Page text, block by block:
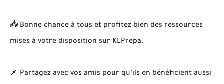
📥 Bonne chance à tous et profitez bien des ressources
mises à votre disposition sur KLPrepa.
📌 Partagez avec vos amis pour qu’ils en bénéficient aussi